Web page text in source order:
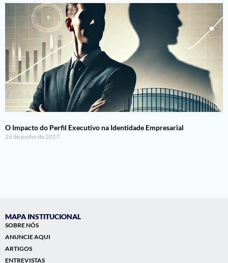
O Impacto do Perfil Executivo na Identidade Empresarial
26 de junho de 2017
MAPA INSTITUCIONAL
SOBRE NÓS
ANUNCIE AQUI
ARTIGOS
ENTREVISTAS